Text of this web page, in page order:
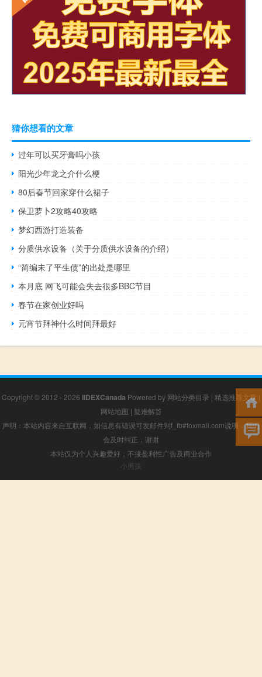
猜你想看的文章
过年可以买牙膏吗小孩
阳光少年龙之介什么梗
80后春节回家穿什么裙子
保卫萝卜2攻略40攻略
梦幻西游打造装备
分质供水设备（关于分质供水设备的介绍）
“简编未了平生债”的出处是哪里
本月底 网飞可能会失去很多BBC节目
春节在家创业好吗
元宵节拜神什么时间拜最好
Copyright © 2012 - 2026 IIDEXCanada Powered by 网站分类目录 | 精选推荐文章 |
网站地图 | 疑难解答
声明：本站内容来自互联网，如信息有错误可发邮件到f_fb#foxmail.com说明，我们
会及时纠正，谢谢
本站仅为个人兴趣爱好，不接盈利性广告及商业合作
小男孩